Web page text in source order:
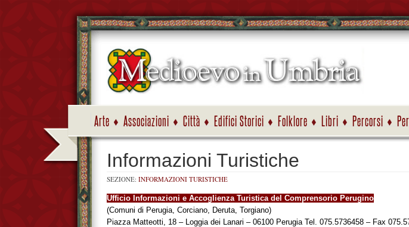
Arte Associazioni Città Edifici Storici Folklore Libri Percorsi
Informazioni Turistiche
SEZIONE: INFORMAZIONI TURISTICHE
Ufficio Informazioni e Accoglienza Turistica del Comprensorio Perugino
(Comuni di Perugia, Corciano, Deruta, Torgiano)
Piazza Matteotti, 18 – Loggia dei Lanari – 06100 Perugia Tel. 075.5736458 – Fax